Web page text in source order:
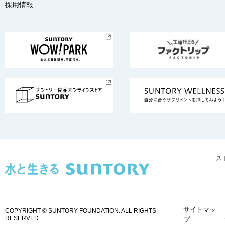
採用情報
ス
COPYRIGHT © SUNTORY FOUNDATION.ALL RIGHTS
RESERVED.
サイトマッ
プ